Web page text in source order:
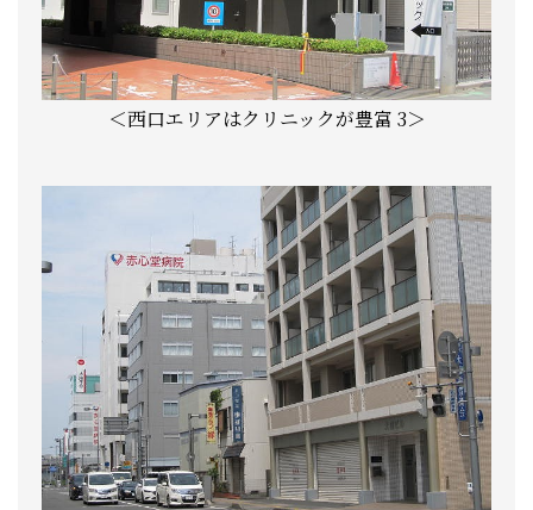
＜西口エリアはクリニックが豊富 3＞